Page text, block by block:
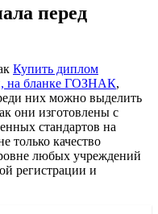
перед
Купить диплом
на бланке ГОЗНАК,
них можно выделить
они изготовлены с
стандартов на
только качество
любых учреждений
регистрации и